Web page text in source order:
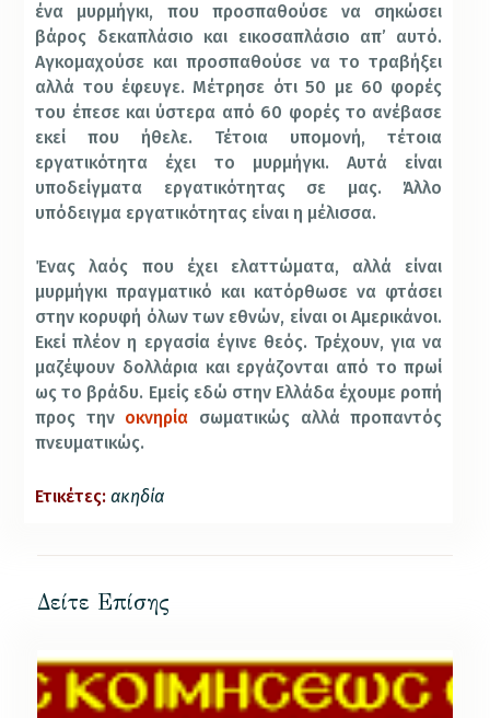
ένα μυρμήγκι, που προσπαθούσε να σηκώσει
βάρος δεκαπλάσιο και εικοσαπλάσιο απ’ αυτό.
Αγκομαχούσε και προσπαθούσε να το τραβήξει
αλλά του έφευγε. Μέτρησε ότι 50 με 60 φορές
του έπεσε και ύστερα από 60 φορές το ανέβασε
εκεί που ήθελε. Τέτοια υπομονή, τέτοια
εργατικότητα έχει το μυρμήγκι. Αυτά είναι
υποδείγματα εργατικότητας σε μας. Άλλο
υπόδειγμα εργατικότητας είναι η μέλισσα.
Ένας λαός που έχει ελαττώματα, αλλά είναι
μυρμήγκι πραγματικό και κατόρθωσε να φτάσει
στην κορυφή όλων των εθνών, είναι οι Αμερικάνοι.
Εκεί πλέον η εργασία έγινε θεός. Τρέχουν, για να
μαζέψουν δολλάρια και εργάζονται από το πρωί
ως το βράδυ. Εμείς εδώ στην Ελλάδα έχουμε ροπή
προς την οκνηρία σωματικώς αλλά προπαντός
πνευματικώς.
Ετικέτες: ακηδία
Δείτε Επίσης